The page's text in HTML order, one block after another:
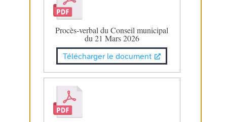
Procès-verbal du Conseil municipal
du 21 Mars 2026
Télécharger le document